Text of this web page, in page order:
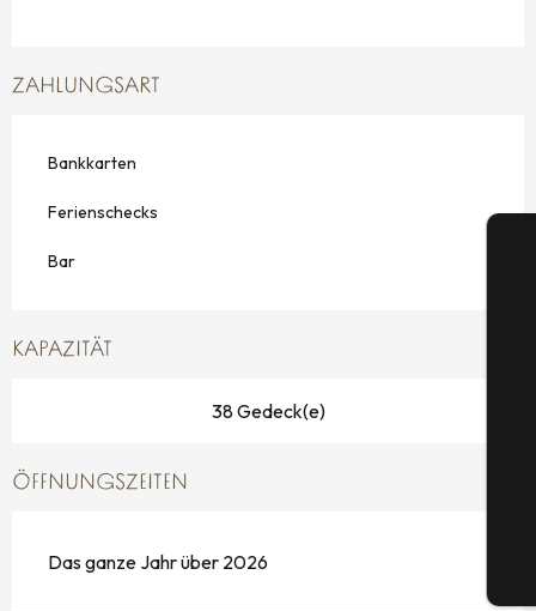
ZAHLUNGSART
Bankkarten
Ferienschecks
Bar
KAPAZITÄT
38 Gedeck(e)
ÖFFNUNGSZEITEN
Das ganze Jahr über 2026